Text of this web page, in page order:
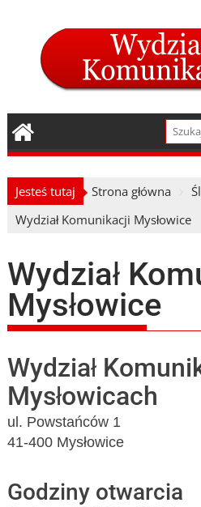
Jesteś tutaj Strona główna
Wydział Komunikacji Mysłowice
Wydział
Mysłowice
Wydział
Mysłowicach
ul. Powstańców 1
41-400 Mysłowice
Godziny otwarcia